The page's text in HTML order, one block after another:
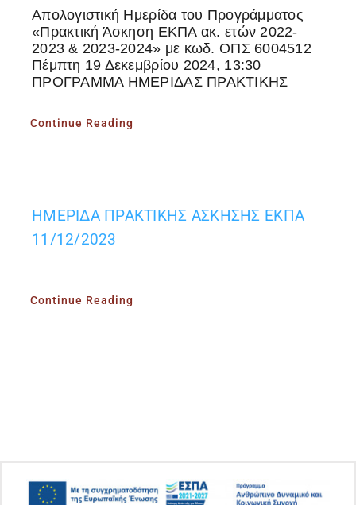
Απολογιστική Ημερίδα του Προγράμματος
«Πρακτική Άσκηση ΕΚΠΑ ακ. ετών 2022-
2023 & 2023-2024» με κωδ. ΟΠΣ 6004512
Πέμπτη 19 Δεκεμβρίου 2024, 13:30
ΠΡΟΓΡΑΜΜΑ ΗΜΕΡΙΔΑΣ ΠΡΑΚΤΙΚΗΣ
Continue Reading
ΗΜΕΡΙΔΑ ΠΡΑΚΤΙΚΗΣ ΑΣΚΗΣΗΣ ΕΚΠΑ
11/12/2023
Continue Reading